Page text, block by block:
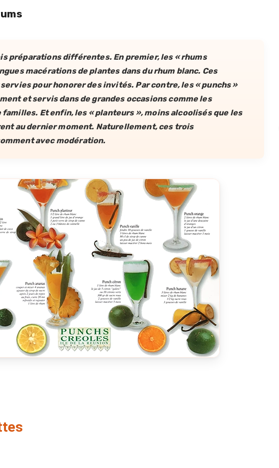
préparations différentes. En premier, les « rhums
macérations de plantes dans du rhum blanc. Ces
pour honorer des invités. Par contre, les « punchs »
et servis dans de grandes occasions comme les
familles. Et enfin, les « planteurs », moins alcoolisés que les
au dernier moment. Naturellement, ces trois
avec modération.